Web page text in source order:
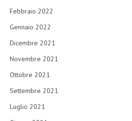
Febbraio 2022
Gennaio 2022
Dicembre 2021
Novembre 2021
Ottobre 2021
Settembre 2021
Luglio 2021